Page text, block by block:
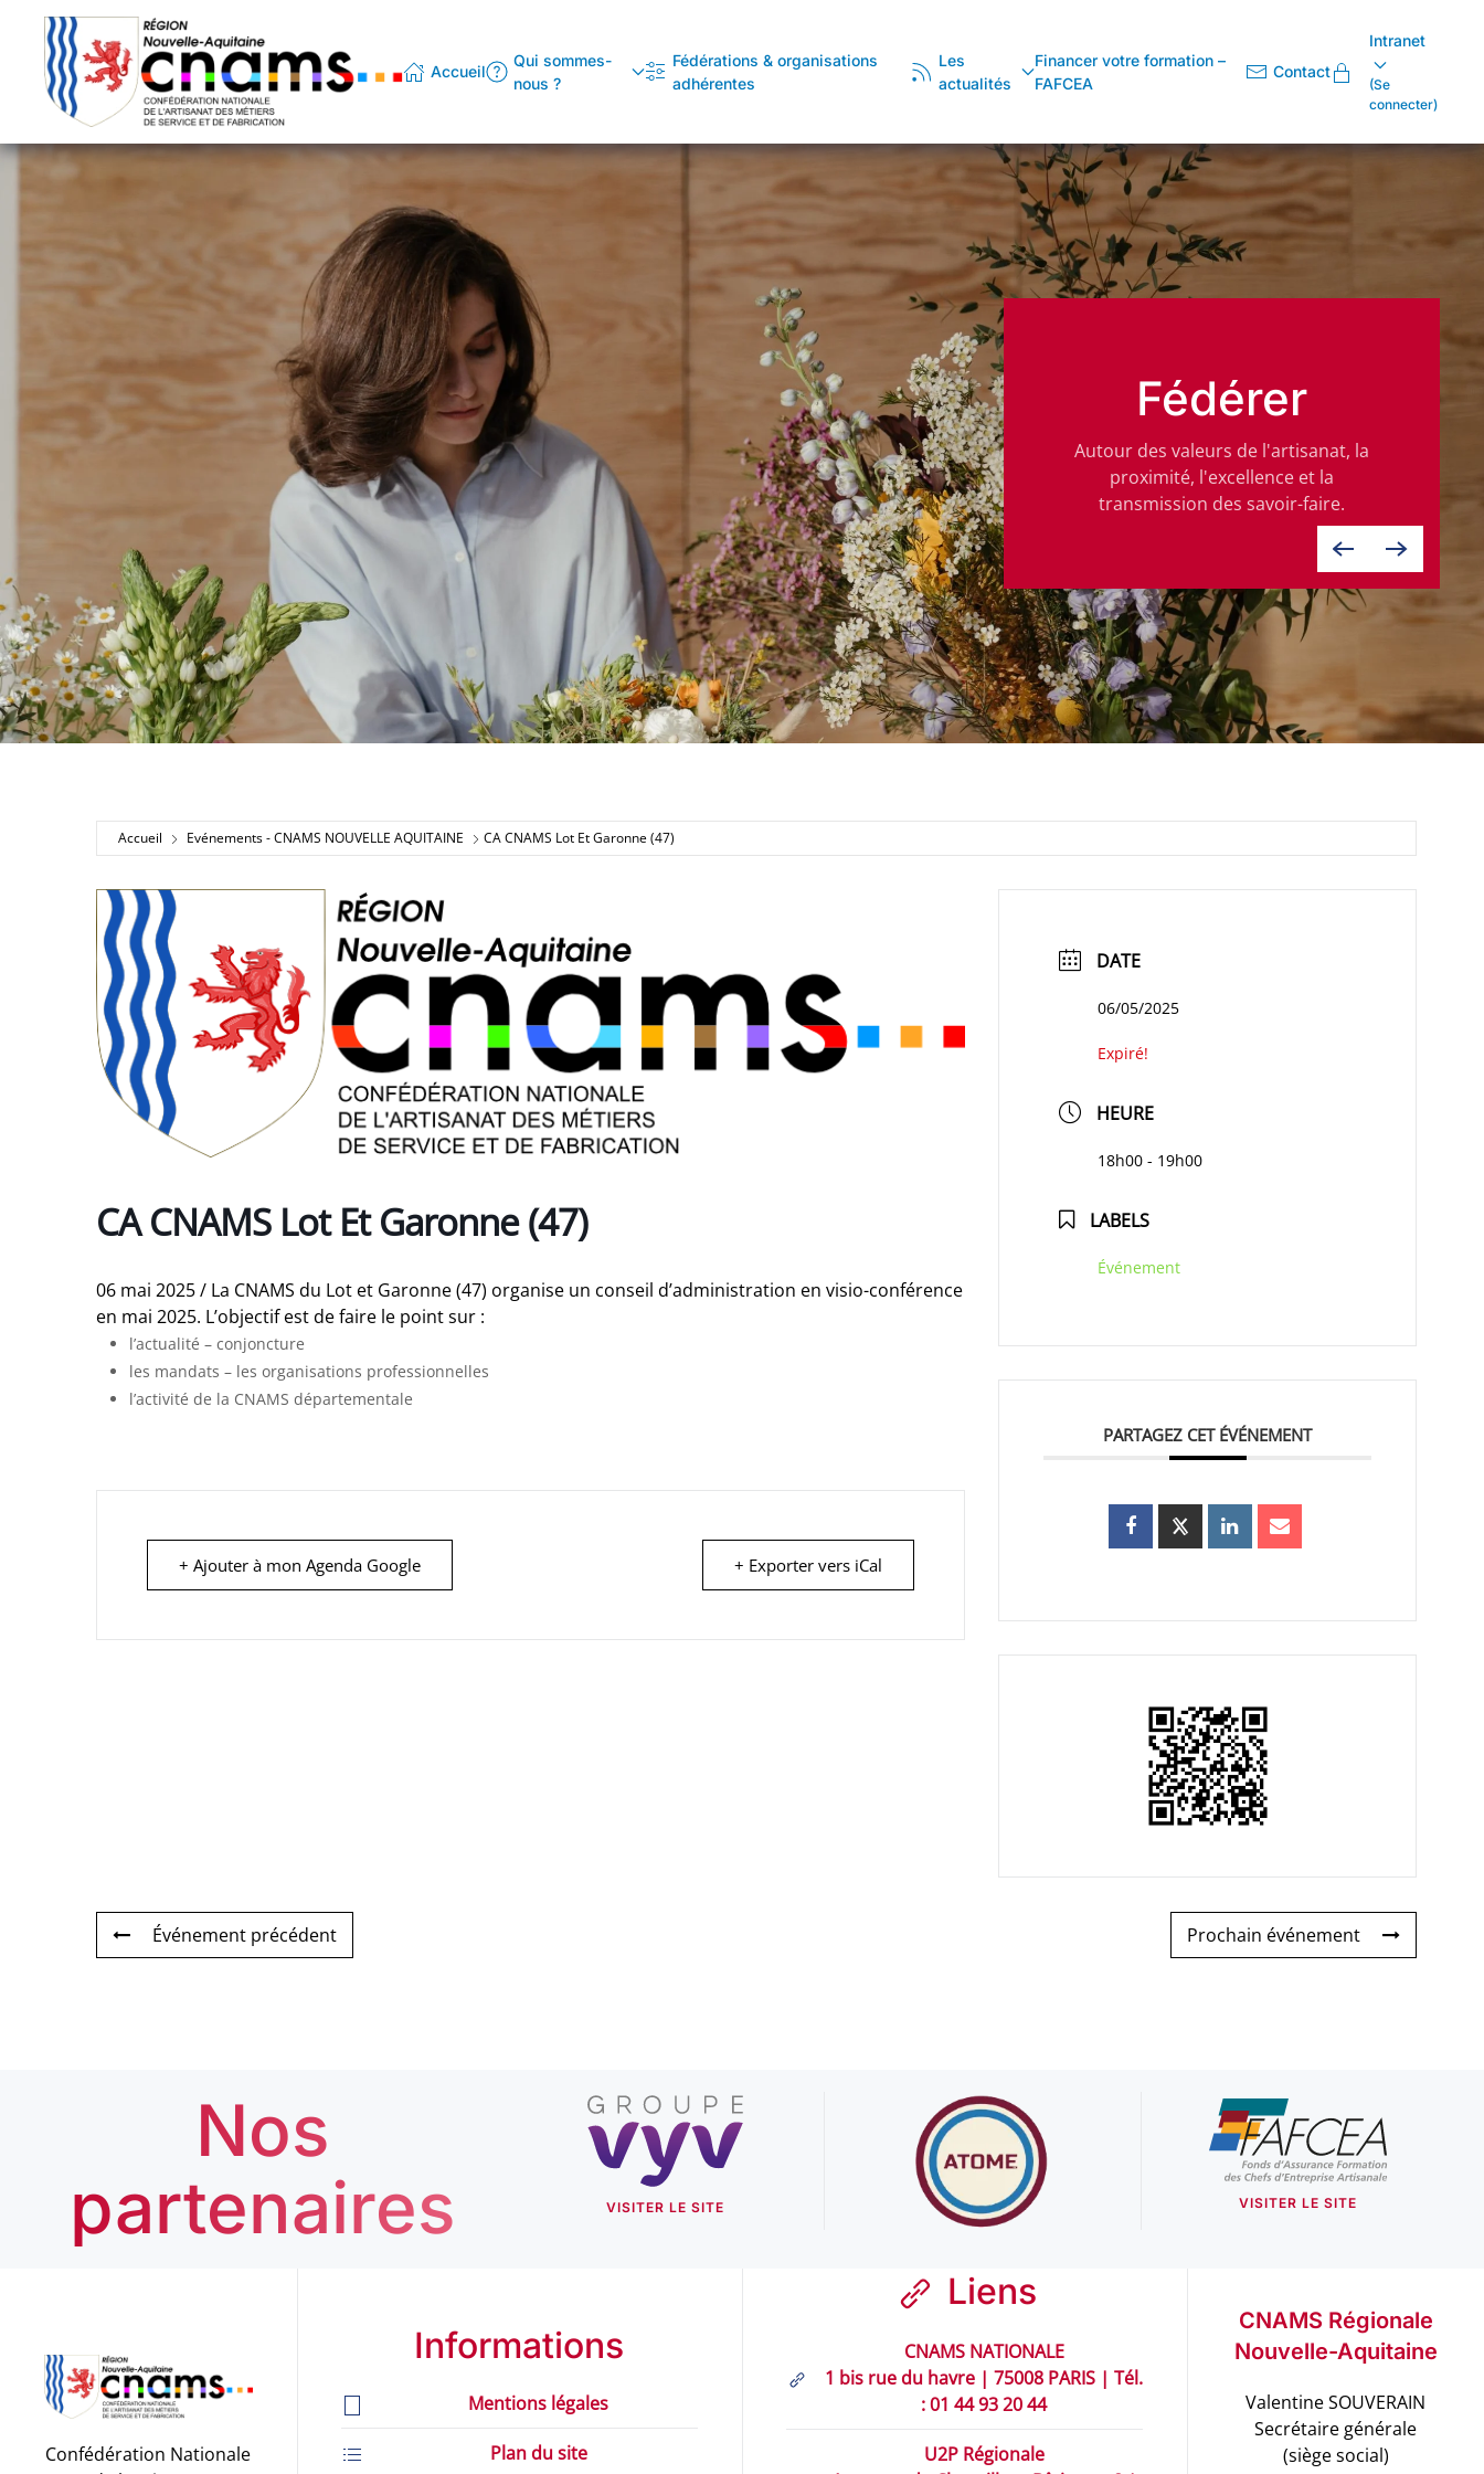
Passer au contenu principal Accueil
Qui sommes-
nous ?
Fédérations & organisations
adhérentes
Les
actualités
Financer votre formation –
FAFCEA
Contact
Intranet
(Se
connecter)
Fédérer
Autour des valeurs de l'artisanat, la
proximité, l'excellence et la
transmission des savoir-faire.
Accueil Evénements - CNAMS NOUVELLE AQUITAINE CA CNAMS Lot Et Garonne (47)
CA CNAMS Lot Et Garonne (47)
06 mai 2025 / La CNAMS du Lot et Garonne (47) organise un conseil d’administration en visio-conférence
en mai 2025. L’objectif est de faire le point sur :
l’actualité – conjoncture
les mandats – les organisations professionnelles
l’activité de la CNAMS départementale
+ Ajouter à mon Agenda Google + Exporter vers iCal
DATE
06/05/2025
Expiré!
HEURE
18h00 - 19h00
LABELS
Événement
PARTAGEZ CET ÉVÉNEMENT
Événement précédent Prochain événement
Nos
partenaires
VISITER LE SITE VISITER LE SITE
Confédération Nationale
Informations
Mentions légales
Plan du site
Liens
CNAMS NATIONALE
1 bis rue du havre | 75008 PARIS | Tél.
: 01 44 93 20 44
U2P Régionale
CNAMS Régionale
Nouvelle-Aquitaine
Valentine SOUVERAIN
Secrétaire générale
(siège social)